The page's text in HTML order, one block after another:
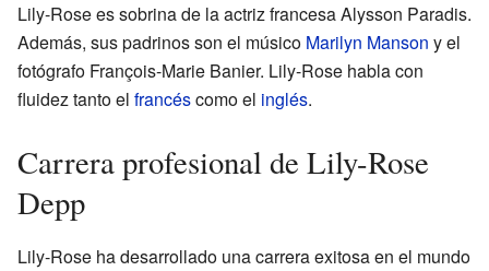
Lily-Rose es sobrina de la actriz francesa Alysson Paradis.
Además, sus padrinos son el músico Marilyn Manson y el
fotógrafo François-Marie Banier. Lily-Rose habla con
fluidez tanto el francéscomo el inglés.
Carrera profesional de Lily-Rose
Depp
Lily-Rose ha desarrollado una carrera exitosa en el mundo